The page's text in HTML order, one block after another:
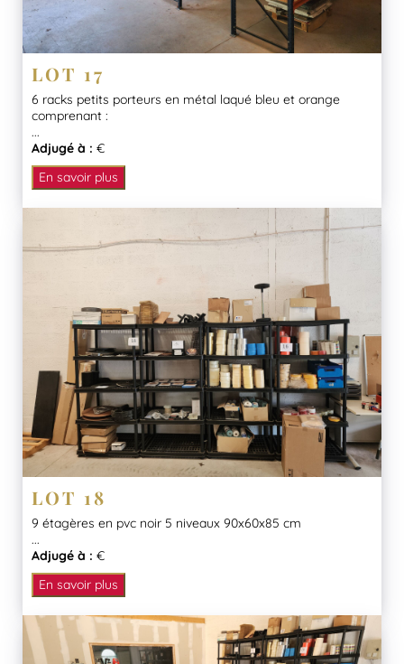
LOT 17
6 racks petits porteurs en métal laqué bleu et orange
comprenant :
...
Adjugé à : €
En savoir plus
LOT 18
9 étagères en pvc noir 5 niveaux 90x60x85 cm
...
Adjugé à : €
En savoir plus